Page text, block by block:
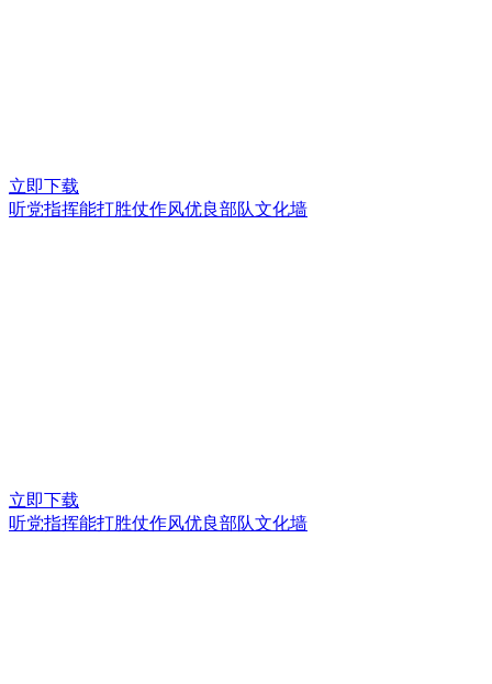
立即下载
听党指挥能打胜仗作风优良部队文化墙
立即下载
听党指挥能打胜仗作风优良部队文化墙